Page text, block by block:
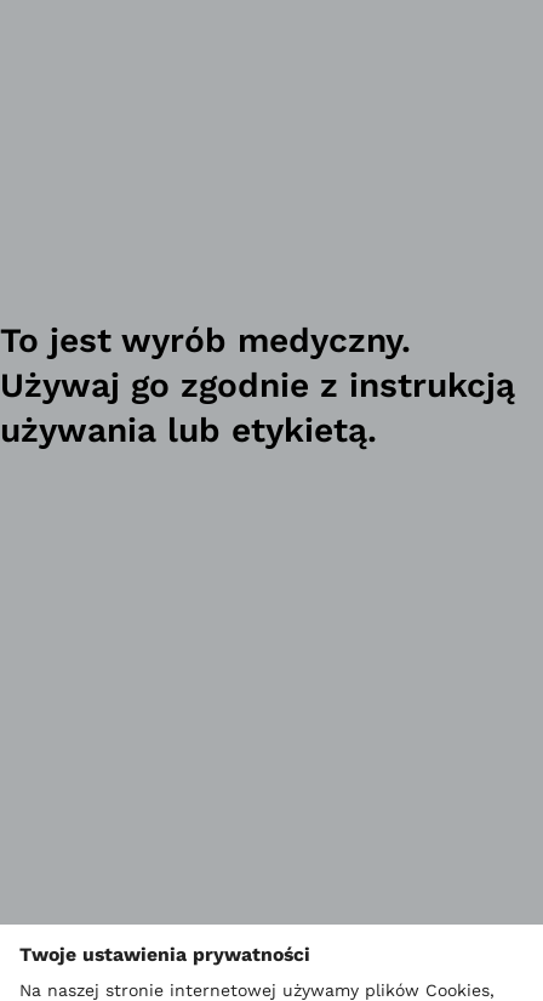
To jest wyrób medyczny.
Używaj go zgodnie z instrukcją
używania lub etykietą.